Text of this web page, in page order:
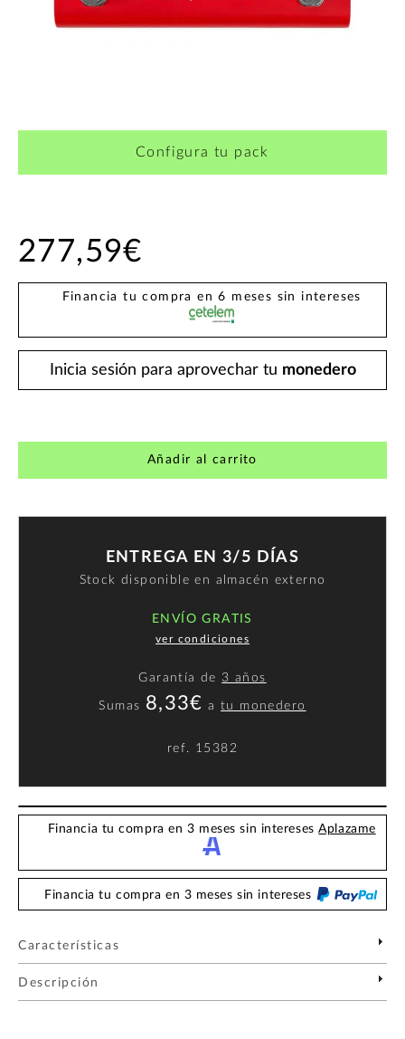
Configura tu pack
277,59€
Financia tu compra en 6 meses sin intereses
Inicia sesión para aprovechar tu monedero
Añadir al carrito
ENTREGA EN 3/5 DÍAS
Stock disponible en almacén externo
ENVÍO GRATIS
ver condiciones
Garantía de 3 años
Sumas 8,33€ atu monedero
ref. 15382
Financia tu compra en 3 meses sin interesesAplazame
Financia tu compra en 3 meses sin intereses
Características
Descripción